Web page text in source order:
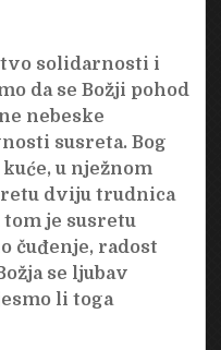
solidarnosti i
da se Božji pohod
nebeske
susreta. Bog
u nježnom
dviju trudnica
je susretu
čuđenje, radost
se ljubav
li toga